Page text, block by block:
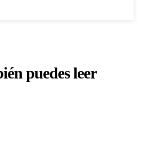
puedes leer